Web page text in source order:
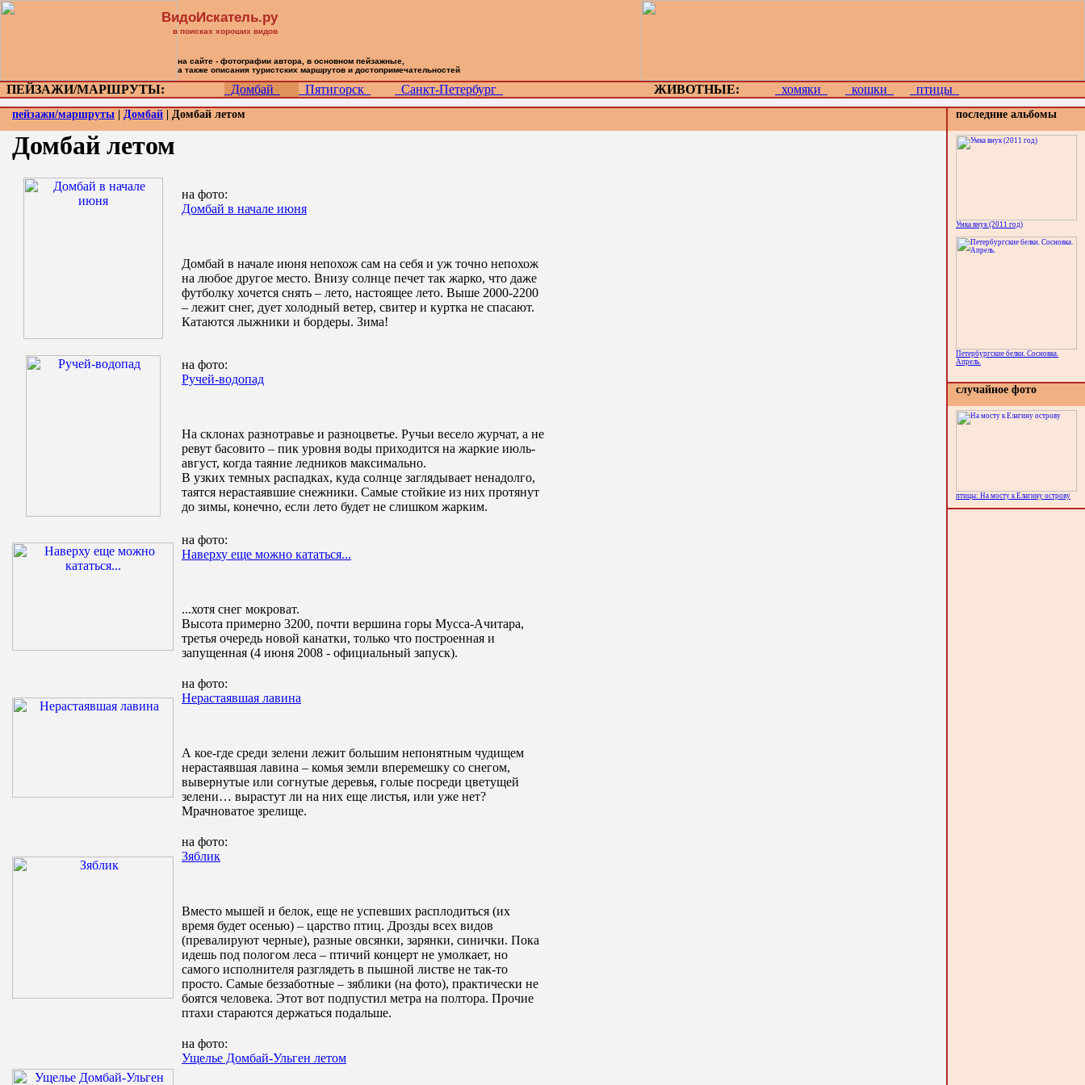
ПЕЙЗАЖИ/МАРШРУТЫ: Домбай Пятигорск Санкт-Петербург ЖИВОТНЫЕ: хомяки кошки птицы
пейзажи/маршруты Домбай | Домбай летом
Домбай летом
на фото:
Домбай в начале июня
Домбай в начале июня непохож сам на себя и уж точно непохож
на любое другое место. Внизу солнце печет так жарко, что даже
футболку хочется снять – лето, настоящее лето. Выше 2000-2200
– лежит снег, дует холодный ветер, свитер и куртка не спасают.
Катаются лыжники и бордеры. Зима!
на фото:
Ручей-водопад
На склонах разнотравье и разноцветье. Ручьи весело журчат, а не
ревут басовито – пик уровня воды приходится на жаркие июль-
август, когда таяние ледников максимально.
В узких темных распадках, куда солнце заглядывает ненадолго,
таятся нерастаявшие снежники. Самые стойкие из них протянут
до зимы, конечно, если лето будет не слишком жарким.
на фото:
Наверху еще можно кататься...
...хотя снег мокроват.
Высота примерно 3200, почти вершина горы Мусса-Ачитара,
третья очередь новой канатки, только что построенная и
запущенная (4 июня 2008 - официальный запуск).
на фото:
Нерастаявшая лавина
А кое-где среди зелени лежит большим непонятным чудищем
нерастаявшая лавина – комья земли вперемешку со снегом,
вывернутые или согнутые деревья, голые посреди цветущей
зелени… вырастут ли на них еще листья, или уже нет?
Мрачноватое зрелище.
на фото:
Зяблик
Вместо мышей и белок, еще не успевших расплодиться (их
время будет осенью) – царство птиц. Дрозды всех видов
(превалируют черные), разные овсянки, зарянки, синички. Пока
идешь под пологом леса – птичий концерт не умолкает, но
самого исполнителя разглядеть в пышной листве не так-то
просто. Самые беззаботные – зяблики (на фото), практически не
боятся человека. Этот вот подпустил метра на полтора. Прочие
птахи стараются держаться подальше.
на фото:
Ущелье Домбай-Ульген летом
последние альбомы
Умка внук (2011 год)
Петербургские белки. Сосновка.
Апрель.
случайное фото
птицы: На мосту к Елагину острову
ВидоИскатель.ру
в поисках хороших видов
на сайте - фотографии автора, в основном пейзажные,
а также описания туристских маршрутов и достопримечательностей